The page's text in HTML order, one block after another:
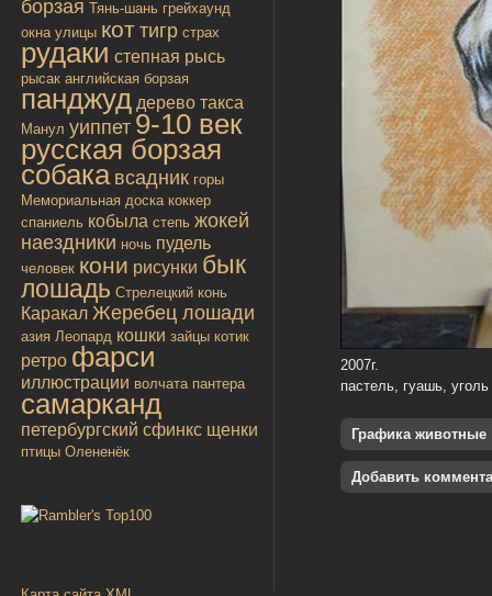
борзая Тянь-шань грейхаунд
окна улицы кот тигр страх
рудаки степная рысь
рысак английская борзая
панджуд дерево такса
Манул уиппет 9-10 век
русская борзая
собака всадник горы
Мемориальная доска коккер
спаниель кобыла степь жокей
наездники ночь пудель
человек кони рисунки бык
лошадь Стрелецкий конь
Каракал Жеребец лошади
азия Леопард кошки зайцы котик
ретро фарси
иллюстрации волчата пантера
самарканд
петербургский сфинкс щенки
птицы Олененёк
2007г.
пастель, гуашь,
Графика животные
Добавить